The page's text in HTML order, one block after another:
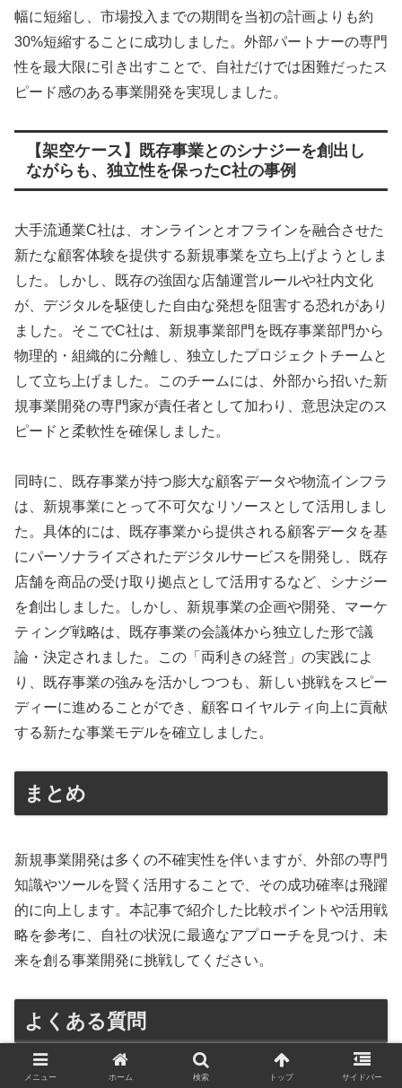
幅に短縮し、市場投入までの期間を当初の計画よりも約
30%短縮することに成功しました。外部パートナーの専門
性を最大限に引き出すことで、自社だけでは困難だったス
ピード感のある事業開発を実現しました。
【架空ケース】既存事業とのシナジーを創出し
ながらも、独立性を保ったC社の事例
大手流通業C社は、オンラインとオフラインを融合させた
新たな顧客体験を提供する新規事業を立ち上げようとしま
した。しかし、既存の強固な店舗運営ルールや社内文化
が、デジタルを駆使した自由な発想を阻害する恐れがあり
ました。そこでC社は、新規事業部門を既存事業部門から
物理的・組織的に分離し、独立したプロジェクトチームと
して立ち上げました。このチームには、外部から招いた新
規事業開発の専門家が責任者として加わり、意思決定のス
ピードと柔軟性を確保しました。
同時に、既存事業が持つ膨大な顧客データや物流インフラ
は、新規事業にとって不可欠なリソースとして活用しまし
た。具体的には、既存事業から提供される顧客データを基
にパーソナライズされたデジタルサービスを開発し、既存
店舗を商品の受け取り拠点として活用するなど、シナジー
を創出しました。しかし、新規事業の企画や開発、マーケ
ティング戦略は、既存事業の会議体から独立した形で議
論・決定されました。この「両利きの経営」の実践によ
り、既存事業の強みを活かしつつも、新しい挑戦をスピー
ディーに進めることができ、顧客ロイヤルティ向上に貢献
する新たな事業モデルを確立しました。
まとめ
新規事業開発は多くの不確実性を伴いますが、外部の専門
知識やツールを賢く活用することで、その成功確率は飛躍
的に向上します。本記事で紹介した比較ポイントや活用戦
略を参考に、自社の状況に最適なアプローチを見つけ、未
来を創る事業開発に挑戦してください。
よくある質問
メニュー ホーム 検索 トップ サイドバー